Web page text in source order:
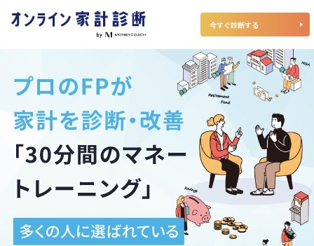
今すぐ診断する